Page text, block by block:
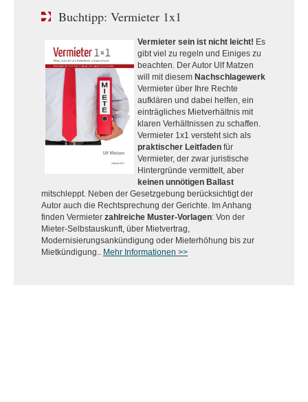
Buchtipp: Vermieter 1x1
Vermieter sein ist nicht leicht! Es
gibt viel zu regeln und Einiges zu
beachten. Der Autor Ulf Matzen
will mit diesem Nachschlagewerk
Vermieter über Ihre Rechte
aufklären und dabei helfen, ein
einträgliches Mietverhältnis mit
klaren Verhältnissen zu schaffen.
Vermieter 1x1 versteht sich als
praktischer Leitfaden für
Vermieter, der zwar juristische
Hintergründe vermittelt, aber
keinen unnötigen Ballast
mitschleppt. Neben der Gesetzgebung berücksichtigt der
Autor auch die Rechtsprechung der Gerichte. Im Anhang
finden Vermieter zahlreiche Muster-Vorlagen: Von der
Mieter-Selbstauskunft, über Mietvertrag,
Modernisierungsankündigung oder Mieterhöhung bis zur
Mietkündigung.. Mehr Informationen >>